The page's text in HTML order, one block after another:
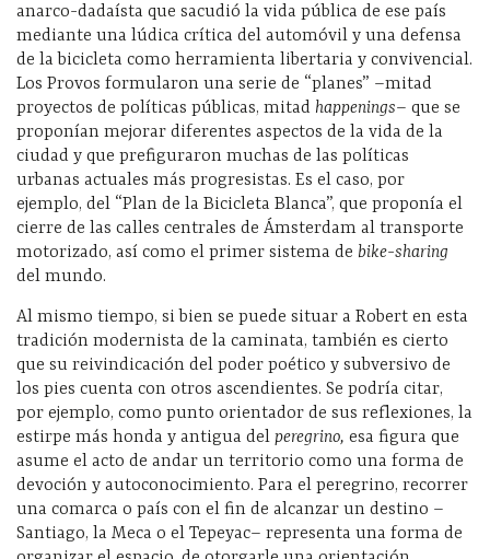
anarco-dadaísta que sacudió la vida pública de ese país
mediante una lúdica crítica del automóvil y una defensa
de la bicicleta como herramienta libertaria y convivencial.
Los Provos formularon una serie de “planes” –mitad
proyectos de políticas públicas, mitad happenings– que se
proponían mejorar diferentes aspectos de la vida de la
ciudad y que prefiguraron muchas de las políticas
urbanas actuales más progresistas. Es el caso, por
ejemplo, del “Plan de la Bicicleta Blanca”, que proponía el
cierre de las calles centrales de Ámsterdam al transporte
motorizado, así como el primer sistema de bike-sharing
del mundo.
Al mismo tiempo, si bien se puede situar a Robert en esta
tradición modernista de la caminata, también es cierto
que su reivindicación del poder poético y subversivo de
los pies cuenta con otros ascendientes. Se podría citar,
por ejemplo, como punto orientador de sus reflexiones, la
estirpe más honda y antigua del peregrino, esa figura que
asume el acto de andar un territorio como una forma de
devoción y autoconocimiento. Para el peregrino, recorrer
una comarca o país con el fin de alcanzar un destino –
Santiago, la Meca o el Tepeyac– representa una forma de